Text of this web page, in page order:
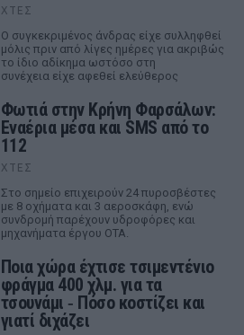
ΧΤΕΣ
Ο συγκεκριμένος άνδρας είχε συλληφθεί
μόλις πριν από λίγες ημέρες για ακριβώς
το ίδιο αδίκημα ωστόσο στη
συνέχεια είχε αφεθεί ελεύθερος
Φωτιά στην Κρήνη Φαρσάλων:
Εναέρια μέσα και SMS από το
112
ΧΤΕΣ
Στο σημείο επιχειρούν 24 πυροσβέστες
με 8 οχήματα και 3 αεροσκάφη, ενώ
συνδρομή παρέχουν υδροφόρες και
μηχανήματα έργου ΟΤΑ.
Ποια χώρα έχτισε τσιμεντένιο
φράγμα 400 χλμ. για τα
τσουνάμι ‑ Πόσο κοστίζει και
γιατί διχάζει